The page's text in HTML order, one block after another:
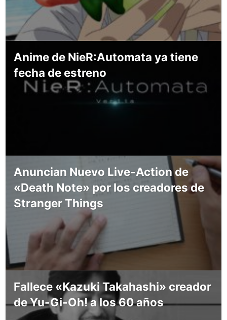
Anime de NieR:Automata ya tiene
fecha de estreno
Anuncian Nuevo Live-Action de
«Death Note» por los creadores de
Stranger Things
Fallece «Kazuki Takahashi» creador
de Yu-Gi-Oh! a los 60 años